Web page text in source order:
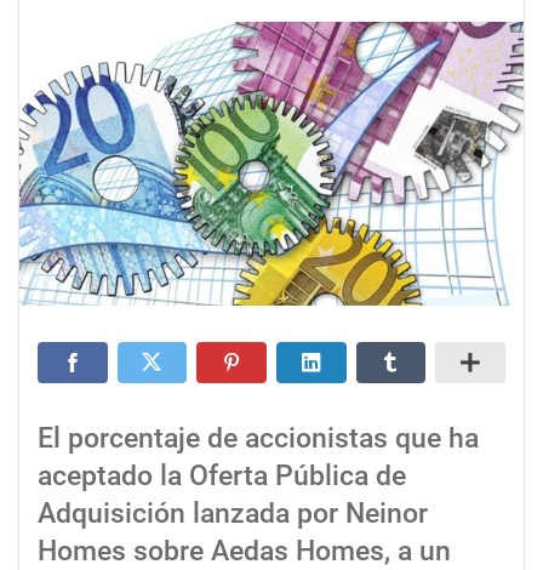
El porcentaje de accionistas que ha
aceptado la Oferta Pública de
Adquisición lanzada por Neinor
Homes sobre Aedas Homes, a un